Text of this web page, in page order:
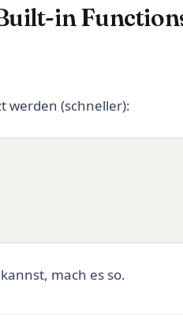
in
werden (schneller):
mach es so.